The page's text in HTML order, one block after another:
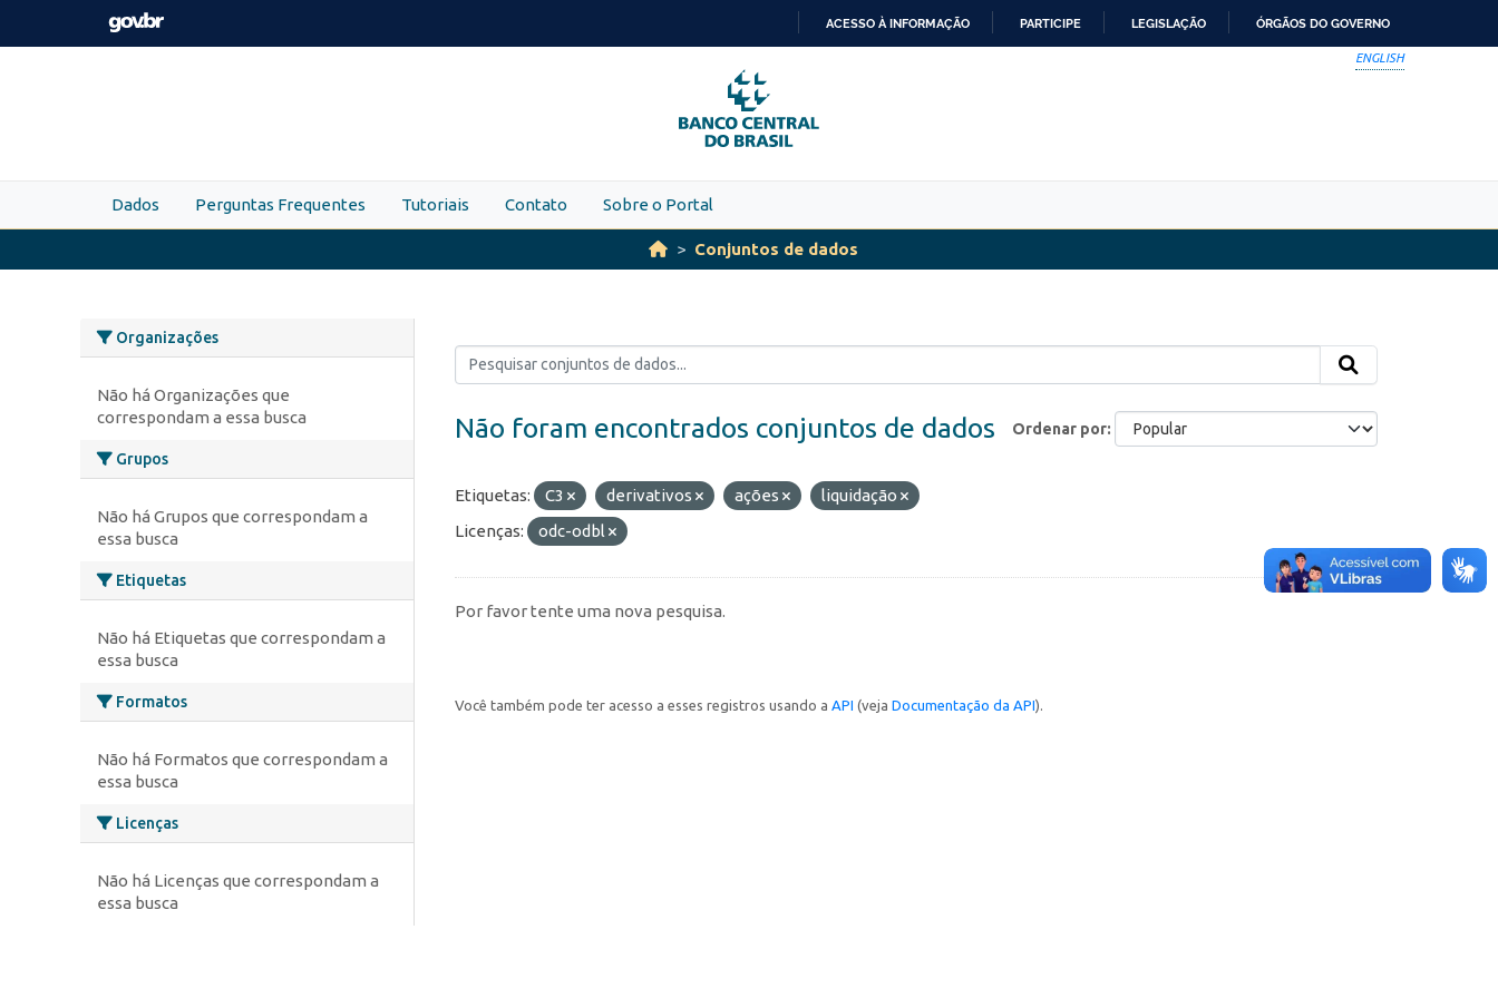
Skip to main content
PARA
O
CONTEÚDO
ACESSO À INFORMAÇÃO PARTICIPE LEGISLAÇÃO ÓRGÃOS DO GOVERNO
ENGLISH
Dados Perguntas Frequentes Tutoriais Contato Sobre o Portal
Conjuntos de dados
Organizações
Não há Organizações que
correspondam a essa busca
Grupos
Não há Grupos que correspondam a
essa busca
Etiquetas
Não há Etiquetas que correspondam a
essa busca
Formatos
Não há Formatos que correspondam a
essa busca
Licenças
Não há Licenças que correspondam a
essa busca
Ordenar por
Não foram encontrados conjuntos de dados
Etiquetas: C3 derivativos ações
liquidação
Licenças:
odc-odbl
Por favor tente uma nova pesquisa.
Você também pode ter acesso a esses registros usando a API (veja Documentação da API).